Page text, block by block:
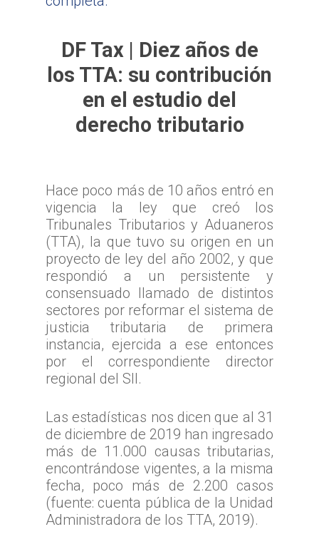
DF Tax | Diez años de
los TTA: su contribución
en el estudio del
derecho tributario
Hace poco más de 10 años entró en
vigencia la ley que creó los
Tribunales Tributarios y Aduaneros
(TTA), la que tuvo su origen en un
proyecto de ley del año 2002, y que
respondió a un persistente y
consensuado llamado de distintos
sectores por reformar el sistema de
justicia tributaria de primera
instancia, ejercida a ese entonces
por el correspondiente director
regional del SII.
Las estadísticas nos dicen que al 31
de diciembre de 2019 han ingresado
más de 11.000 causas tributarias,
encontrándose vigentes, a la misma
fecha, poco más de 2.200 casos
(fuente: cuenta pública de la Unidad
Administradora de los TTA, 2019).